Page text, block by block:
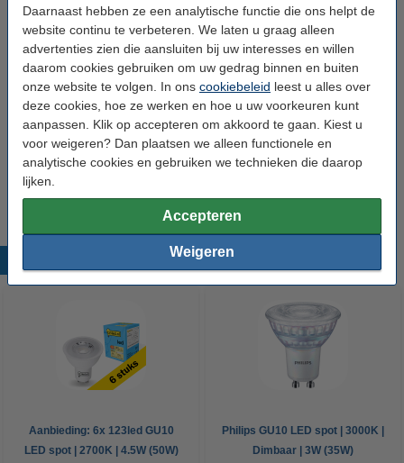
Daarnaast hebben ze een analytische functie die ons helpt de
website continu te verbeteren. We laten u graag alleen
advertenties zien die aansluiten bij uw interesses en willen
daarom cookies gebruiken om uw gedrag binnen en buiten
onze website te volgen. In ons cookiebeleid leest u alles over
deze cookies, hoe ze werken en hoe u uw voorkeuren kunt
aanpassen. Klik op accepteren om akkoord te gaan. Kiest u
voor weigeren? Dan plaatsen we alleen functionele en
analytische cookies en gebruiken we technieken die daarop
lijken.
Accepteren
Weigeren
Diameter: Ø 75 mm
Energielabel: n.v.t.
Oud voor nieuw: uw oude apparaat
Bestel mee:
Led dimmer 0-100W | 123led huismerk
Populaire producten
Aanbieding: 6x 123led GU10
LED spot | 2700K | 4.5W (50W)
Philips GU10 LED spot | 3000K |
Dimbaar | 3W (35W)